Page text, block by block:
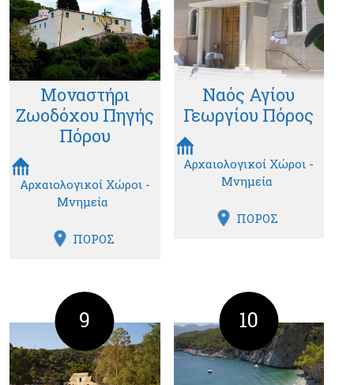
Μοναστήρι
Ζωοδόχου Πηγής
Πόρου
Αρχαιολογικοί Χώροι -
Μνημεία
ΠΟΡΟΣ
Ναός Αγίου
Γεωργίου Πόρος
Αρχαιολογικοί Χώροι -
Μνημεία
ΠΟΡΟΣ
9 10